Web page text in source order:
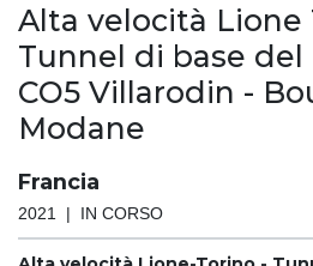
Alta velocità Lione
Tunnel di base del
CO5 Villarodin -
Modane
Francia
2021 | IN CORSO